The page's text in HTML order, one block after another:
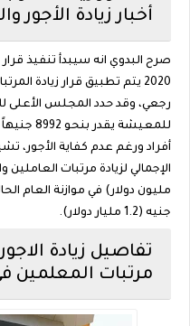
أخبار زيادة الأجور
صرح البدوي انه سيبدأ تنفيذ
2020 يتم تطبيق قرار زيادة
رجعي، وقد حدد المجلس الأعلى
أفراد ورغم عدم كفاية الأجور،
جنيه (1.2 مليار دولار).
مرتبات المعلمين